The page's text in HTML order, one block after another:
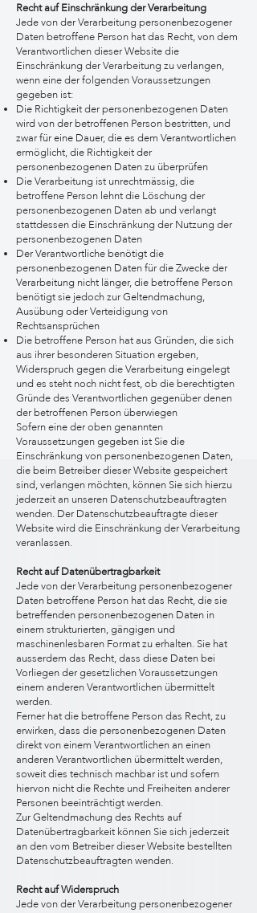
Recht auf Einschränkung der Verarbeitung
Jede von der Verarbeitung personenbezogener
Daten betroffene Person hat das Recht, von dem
Verantwortlichen dieser Website die
Einschränkung der Verarbeitung zu verlangen,
wenn eine der folgenden Voraussetzungen
gegeben ist:
Die Richtigkeit der personenbezogenen Daten
wird von der betroffenen Person bestritten, und
zwar für eine Dauer, die es dem Verantwortlichen
ermöglicht, die Richtigkeit der
personenbezogenen Daten zu überprüfen
Die Verarbeitung ist unrechtmässig, die
betroffene Person lehnt die Löschung der
personenbezogenen Daten ab und verlangt
stattdessen die Einschränkung der Nutzung der
personenbezogenen Daten
Der Verantwortliche benötigt die
personenbezogenen Daten für die Zwecke der
Verarbeitung nicht länger, die betroffene Person
benötigt sie jedoch zur Geltendmachung,
Ausübung oder Verteidigung von
Rechtsansprüchen
Die betroffene Person hat aus Gründen, die sich
aus ihrer besonderen Situation ergeben,
Widerspruch gegen die Verarbeitung eingelegt
und es steht noch nicht fest, ob die berechtigten
Gründe des Verantwortlichen gegenüber denen
der betroffenen Person überwiegen
Sofern eine der oben genannten
Voraussetzungen gegeben ist Sie die
Einschränkung von personenbezogenen Daten,
die beim Betreiber dieser Website gespeichert
sind, verlangen möchten, können Sie sich hierzu
jederzeit an unseren Datenschutzbeauftragten
wenden. Der Datenschutzbeauftragte dieser
Website wird die Einschränkung der Verarbeitung
veranlassen.
Recht auf Datenübertragbarkeit
Jede von der Verarbeitung personenbezogener
Daten betroffene Person hat das Recht, die sie
betreffenden personenbezogenen Daten in
einem strukturierten, gängigen und
maschinenlesbaren Format zu erhalten. Sie hat
ausserdem das Recht, dass diese Daten bei
Vorliegen der gesetzlichen Voraussetzungen
einem anderen Verantwortlichen übermittelt
werden.
Ferner hat die betroffene Person das Recht, zu
erwirken, dass die personenbezogenen Daten
direkt von einem Verantwortlichen an einen
anderen Verantwortlichen übermittelt werden,
soweit dies technisch machbar ist und sofern
hiervon nicht die Rechte und Freiheiten anderer
Personen beeinträchtigt werden.
Zur Geltendmachung des Rechts auf
Datenübertragbarkeit können Sie sich jederzeit
an den vom Betreiber dieser Website bestellten
Datenschutzbeauftragten wenden.
Recht auf Widerspruch
Jede von der Verarbeitung personenbezogener